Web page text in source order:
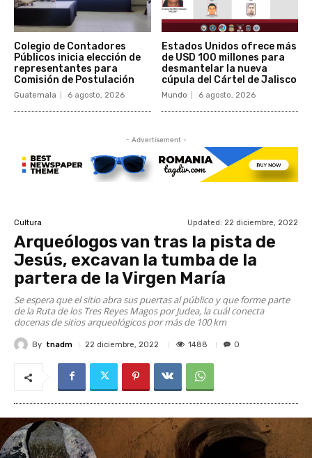
Colegio de Contadores
Públicos inicia elección de
representantes para
Comisión de Postulación
Guatemala 6 agosto, 2026
Estados Unidos ofrece más
de USD 100 millones para
desmantelar la nueva
cúpula del Cártel de Jalisco
Mundo 6 agosto, 2026
- Advertisement -